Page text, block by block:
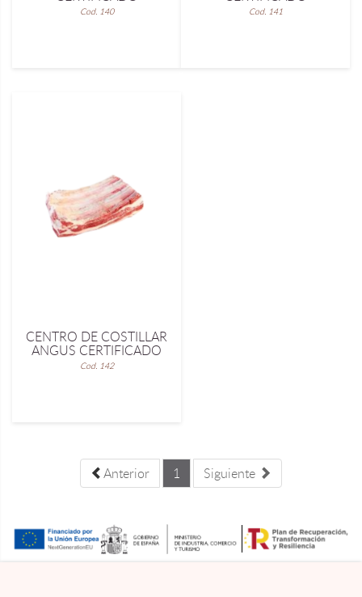
Cod. 140 Cod. 141
CENTRO DE COSTILLAR
ANGUS CERTIFICADO
Cod. 142
Anterior 1 Siguiente